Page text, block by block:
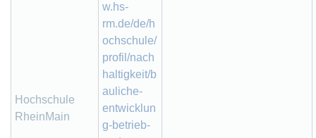
Hochschule
RheinMain
w.hs-
rm.de/de/h
ochschule/
profil/nach
haltigkeit/b
auliche-
entwicklun
g-betrieb-